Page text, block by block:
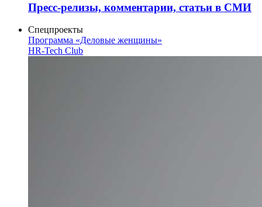
Пресс-релизы, комментарии, статьи в СМИ
Спецпроекты
Программа «Деловые женщины»
HR-Tech Club